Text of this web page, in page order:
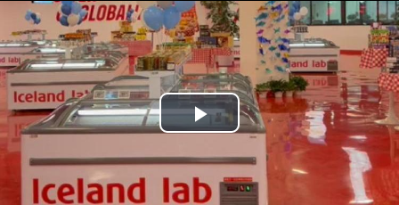
Play
Video